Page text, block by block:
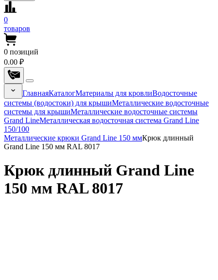
0
товаров
0 позиций
0.00 ₽
ГлавнаяКаталогМатериалы для кровлиВодосточные
системы (водостоки) для крышиМеталлические водосточные
системы для крышиМеталлические водосточные системы
Grand LineМеталлическая водосточная система Grand Line
150/100
Металлические крюки Grand Line 150 ммКрюк длинный
Grand Line 150 мм RAL 8017
Крюк длинный Grand Line
150 мм RAL 8017